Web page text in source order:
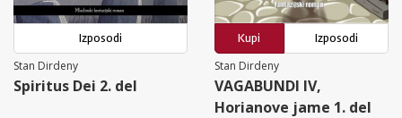
Izposodi
Stan Dirdeny
Spiritus Dei 2. del
Kupi
Izposodi
Stan Dirdeny
VAGABUNDI IV,
Horianove jame 1. del